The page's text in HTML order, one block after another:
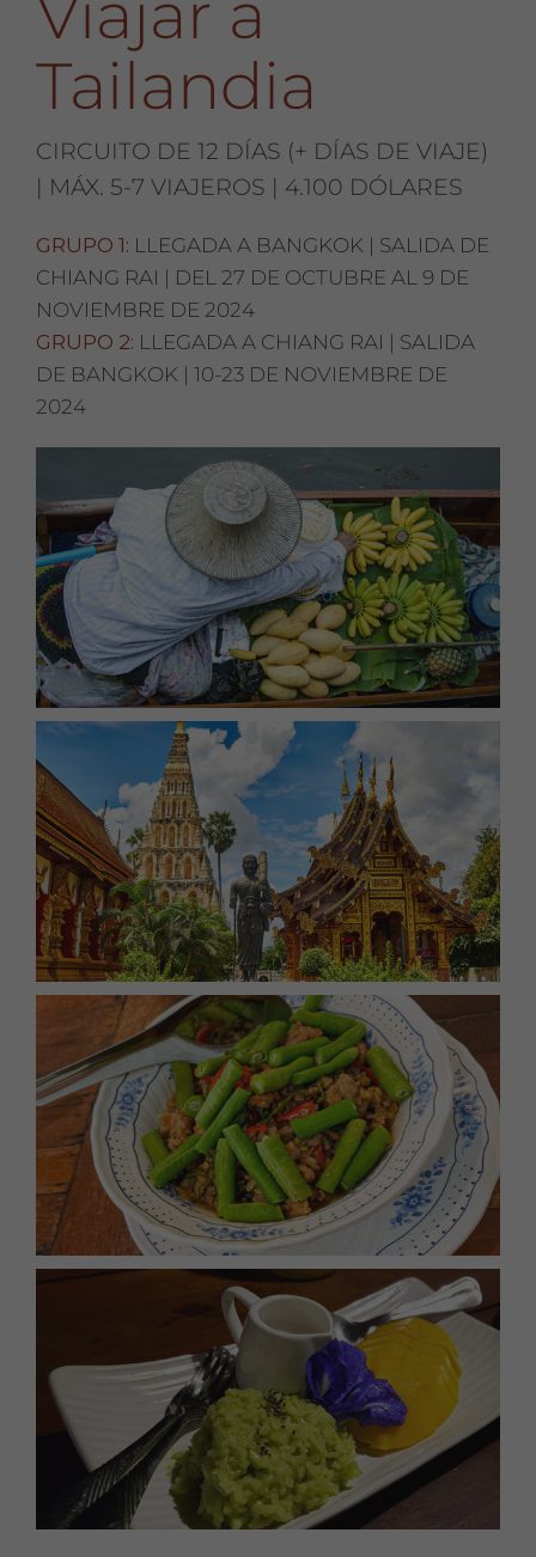
Tailandia
CIRCUITO DE 12 DÍAS (+ DÍAS DE VIAJE)
| MÁX. 5-7 VIAJEROS | 4.100 DÓLARES
GRUPO 1: LLEGADA A BANGKOK | SALIDA DE
CHIANG RAI | DEL 27 DE OCTUBRE AL 9 DE
NOVIEMBRE DE 2024
GRUPO 2: LLEGADA A CHIANG RAI | SALIDA
DE BANGKOK | 10-23 DE NOVIEMBRE DE
2024